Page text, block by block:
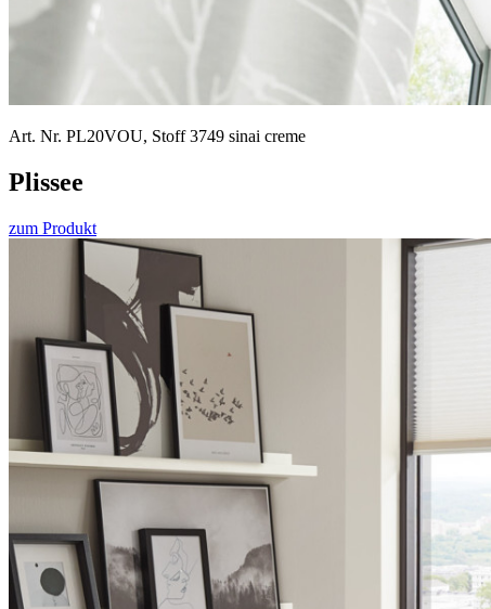
Art. Nr. PL20VOU, Stoff 3749 sinai creme
Plissee
zum Produkt